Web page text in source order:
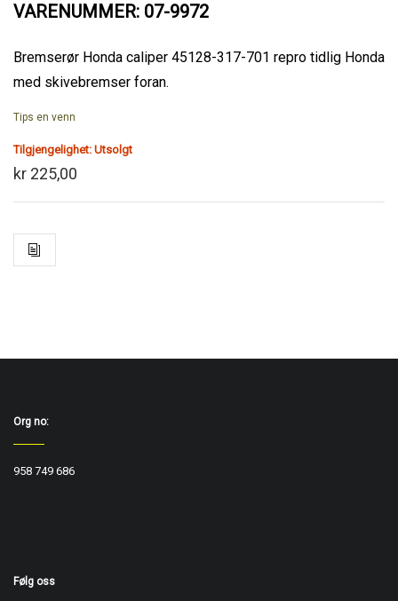
VARENUMMER: 07-9972
Bremserør Honda caliper 45128-317-701 repro tidlig Honda
med skivebremser foran.
Tips en venn
Tilgjengelighet: Utsolgt
kr 225,00
Org no:
958 749 686
Følg oss